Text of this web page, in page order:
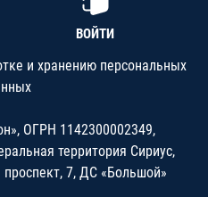
ВОЙТИ
и хранению персональных
ОГРН 1142300002349,
территория Сириус,
7, ДС «Большой»